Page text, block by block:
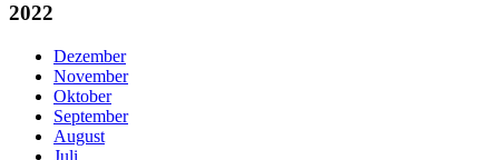
2022
Dezember
November
Oktober
September
August
Juli